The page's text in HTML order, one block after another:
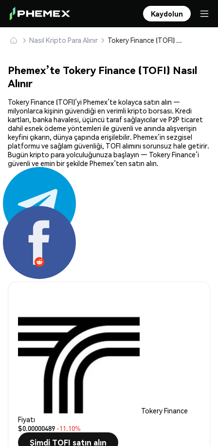
Kaydolun
Nasıl Kripto Para Alınır Tokery Finance (TOFI) Güvenle Satın Alın ve Saklayın
Phemex’te Tokery Finance (TOFI) Nasıl
Alınır
Tokery Finance (TOFI)’yi Phemex’te kolayca satın alın —
milyonlarca kişinin güvendiği en verimli kripto borsası. Kredi
kartları, banka havalesi, üçüncü taraf sağlayıcılar ve P2P ticaret
dahil esnek ödeme yöntemleri ile güvenli ve anında alışverişin
keyfini çıkarın, dünya çapında erişilebilir. Phemex’in sezgisel
platformu ve sağlam güvenliği, TOFI alımını sorunsuz hale getirir.
Bugün kripto para yolculuğunuza başlayın — Tokery Finance’i
güvenli ve emin bir şekilde Phemex’ten satın alın.
Paylaş:
Tokery Finance
Fiyatı
$0.00000489 -11.10%
Şimdi TOFI satın alın